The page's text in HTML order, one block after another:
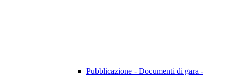
Pubblicazione - Documenti di gara -